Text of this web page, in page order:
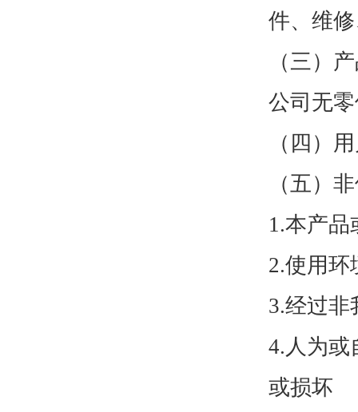
件、维
（三）
公司无
（四）
（五）
1.本产
2.使用环
3.经过非
4.人为或
或损坏